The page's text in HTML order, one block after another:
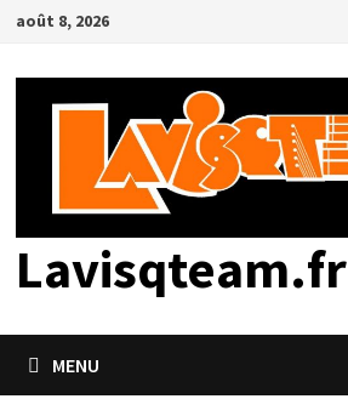
Passer
contenu
août 8, 2026
Lavisqteam.fr
MENU